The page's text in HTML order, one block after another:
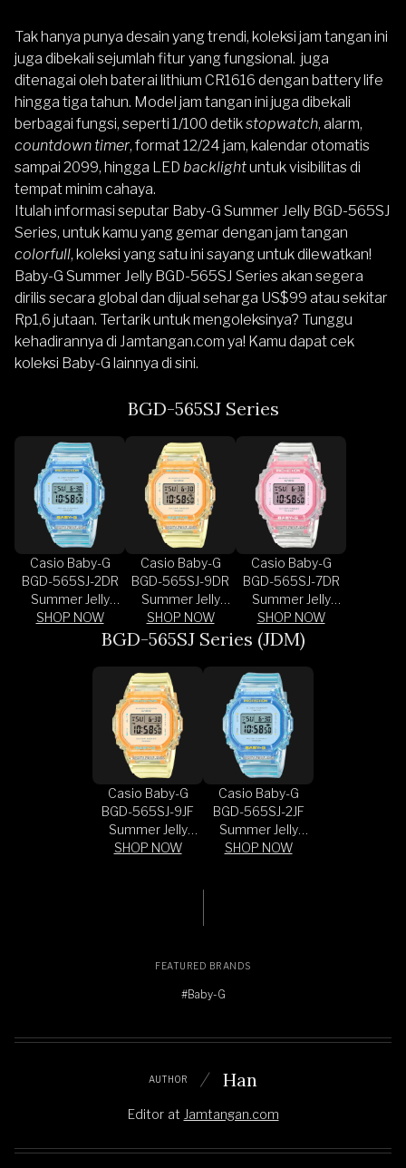
Tak hanya punya desain yang trendi, koleksi jam tangan ini
juga dibekali sejumlah fitur yang fungsional. juga
ditenagai oleh baterai lithium CR1616 dengan battery life
hingga tiga tahun. Model jam tangan ini juga dibekali
berbagai fungsi, seperti 1/100 detikstopwatch, alarm,
countdown timer, format 12/24 jam, kalendar otomatis
sampai 2099, hingga LED backlightuntuk visibilitas di
tempat minim cahaya.
Itulah informasi seputar Baby-G Summer Jelly BGD-565SJ
Series, untuk kamu yang gemar dengan jam tangan
colorfull, koleksi yang satu ini sayang untuk dilewatkan!
Baby-G Summer Jelly BGD-565SJ Series akan segera
dirilis secara global dan dijual seharga US$99 atau sekitar
Rp1,6 jutaan. Tertarik untuk mengoleksinya? Tunggu
kehadirannya di Jamtangan.com ya! Kamu dapat cek
koleksi Baby-G lainnya di sini.
BGD-565SJ Series
Casio Baby-G
BGD-565SJ-2DR
Summer Jelly
Colours Digital
SHOP NOW
Casio Baby-G
BGD-565SJ-9DR
Summer Jelly
Colours Digital
Yellow Dial
Yellow Resin
Band
SHOP NOW
Casio Baby-G
BGD-565SJ-7DR
Summer Jelly
Colours Digital
Dial Transparent
Band
SHOP NOW
BGD-565SJ Series (JDM)
Casio Baby-G
BGD-565SJ-9JF
Summer Jelly
Colours Digital
SHOP NOW
Casio Baby-G
BGD-565SJ-2JF
Summer Jelly
Colours Digital
SHOP NOW
FEATURED BRANDS
#Baby-G
AUTHOR Han
Editor at Jamtangan.com